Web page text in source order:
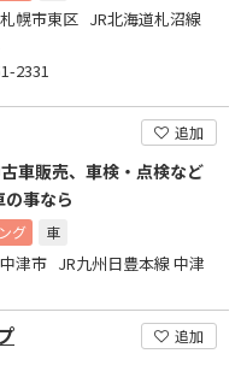
幌市東区 JR北海道札沼線
2331
追加
車販売、車検・点検など
事なら
グ 車
津市 JR九州日豊本線 中津
追加